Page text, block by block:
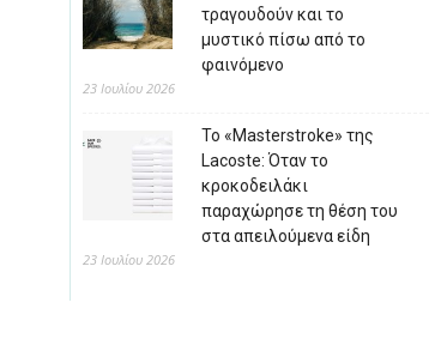
τραγουδούν και το
μυστικό πίσω από το
φαινόμενο
23 Ιουλίου 2026
Το «Masterstroke» της
Lacoste: Όταν το
κροκοδειλάκι
παραχώρησε τη θέση του
στα απειλούμενα είδη
23 Ιουλίου 2026